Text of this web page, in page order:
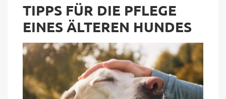
TIPPS FÜR DIE PFLEGE
EINES ÄLTEREN HUNDES